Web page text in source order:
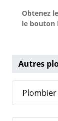
Obtenez
le bouton
Autres